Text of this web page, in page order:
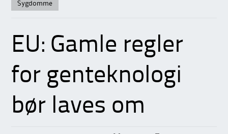
Sygdomme
EU: Gamle regler
for genteknologi
bør laves om